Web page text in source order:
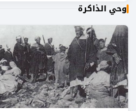
وحي الذاكرة